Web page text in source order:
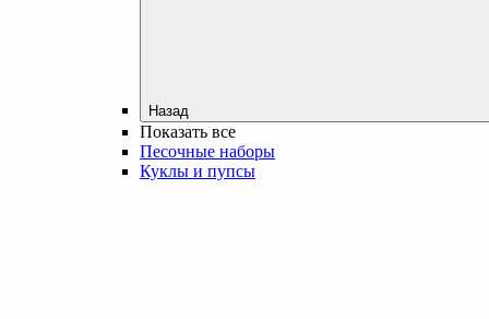
Назад
Показать все
Песочные наборы
Куклы и пупсы